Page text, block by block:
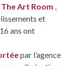
The Art Room
et
ans ont
par l’agence